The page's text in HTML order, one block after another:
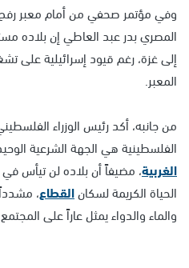
وفي مؤتمر صحفي من أمام معبر رفح
المصري بدر عبد العاطي إن بلاده
إلى غزة، رغم قيود إسرائيلية على
المعبر.
من جانبه، أكد رئيس الوزراء
الفلسطينية هي الجهة الشرعية
الغربية، مضيفاً أن بلاده لن تيأس
الحياة الكريمة لسكانالقطاع،
والماء والدواء يمثل عاراً على